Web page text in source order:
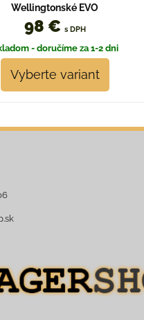
Wellingtonské EVO
98 € s DPH
- doručíme za 1-2 dni
Vyberte variant